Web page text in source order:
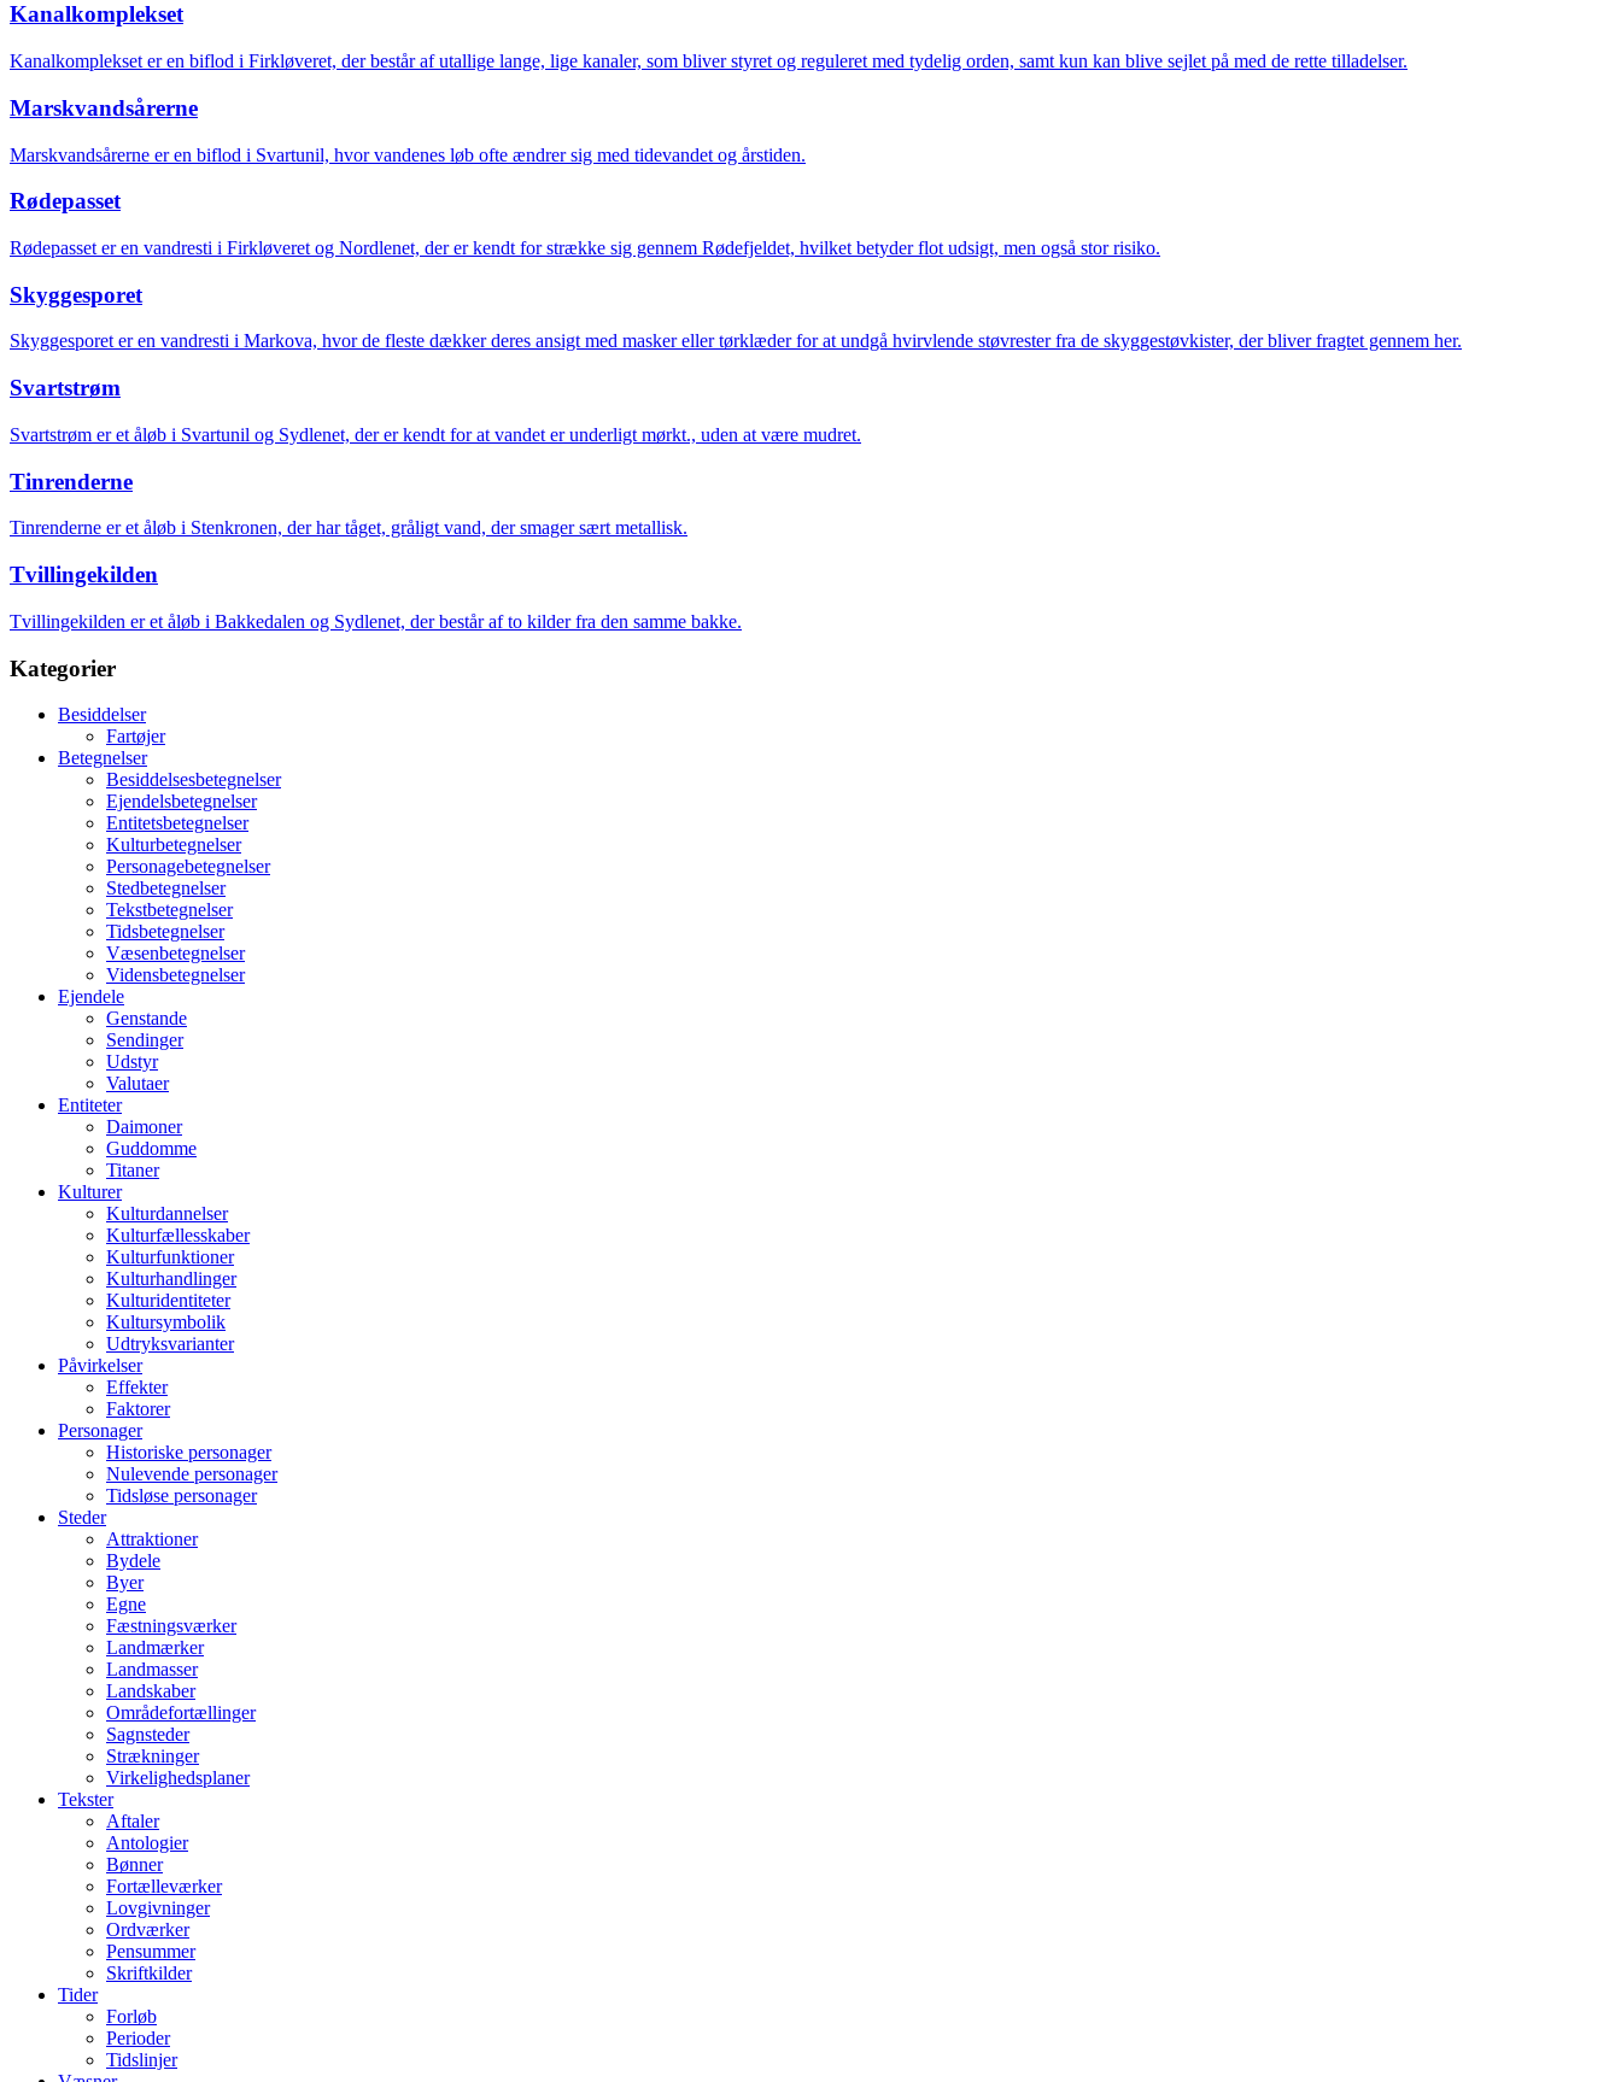
Kanalkomplekset
Kanalkomplekset er en biflod i Firkløveret, der består af utallige lange, lige kanaler, som bliver styret og reguleret med tydelig orden, samt kun kan blive sejlet på med de rette tilladelser.
Marskvandsårerne
Marskvandsårerne er en biflod i Svartunil, hvor vandenes løb ofte ændrer sig med tidevandet og årstiden.
Rødepasset
Rødepasset er en vandresti i Firkløveret og Nordlenet, der er kendt for strække sig gennem Rødefjeldet, hvilket betyder flot udsigt, men også stor risiko.
Skyggesporet
Skyggesporet er en vandresti i Markova, hvor de fleste dækker deres ansigt med masker eller tørklæder for at undgå hvirvlende støvrester fra de skyggestøvkister, der bliver fragtet gennem her.
Svartstrøm
Svartstrøm er et åløb i Svartunil og Sydlenet, der er kendt for at vandet er underligt mørkt., uden at være mudret.
Tinrenderne
Tinrenderne er et åløb i Stenkronen, der har tåget, gråligt vand, der smager sært metallisk.
Tvillingekilden
Tvillingekilden er et åløb i Bakkedalen og Sydlenet, der består af to kilder fra den samme bakke.
Kategorier
Besiddelser
Fartøjer
Betegnelser
Besiddelsesbetegnelser
Ejendelsbetegnelser
Entitetsbetegnelser
Kulturbetegnelser
Personagebetegnelser
Stedbetegnelser
Tekstbetegnelser
Tidsbetegnelser
Væsenbetegnelser
Vidensbetegnelser
Ejendele
Genstande
Sendinger
Udstyr
Valutaer
Entiteter
Daimoner
Guddomme
Titaner
Kulturer
Kulturdannelser
Kulturfællesskaber
Kulturfunktioner
Kulturhandlinger
Kulturidentiteter
Kultursymbolik
Udtryksvarianter
Påvirkelser
Effekter
Faktorer
Personager
Historiske personager
Nulevende personager
Tidsløse personager
Steder
Attraktioner
Bydele
Byer
Egne
Fæstningsværker
Landmærker
Landmasser
Landskaber
Områdefortællinger
Sagnsteder
Strækninger
Virkelighedsplaner
Tekster
Aftaler
Antologier
Bønner
Fortælleværker
Lovgivninger
Ordværker
Pensummer
Skriftkilder
Tider
Forløb
Perioder
Tidslinjer